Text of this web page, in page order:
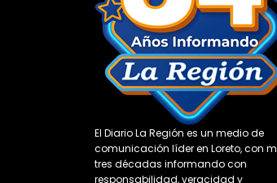
El Diario La Región es un medio de
comunicación líder en Loreto, con
tres décadas informando con
responsabilidad, veracidad y